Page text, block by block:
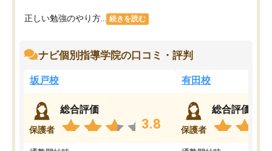
正しい勉強のやり方... 続きを読む
ナビ個別指導学院の口コミ・評判
坂戸校
保護者
総合評価
3.8
有田校
保護者
総合評価